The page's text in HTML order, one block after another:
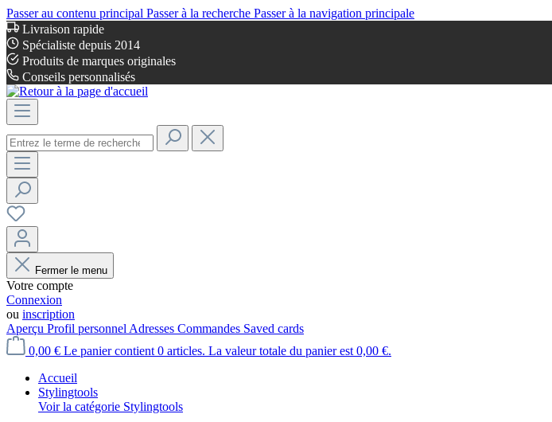
Passer au contenu principal Passer à la recherche Passer à la navigation principale
Livraison rapide
Spécialiste depuis 2014
Produits de marques originales
Conseils personnalisés
Fermer le menu
Votre compte
Connexion
ou inscription
Aperçu Profil personnel Adresses Commandes Saved cards
0,00 € Le panier contient 0 articles. La valeur totale du panier est 0,00 €.
Accueil
Stylingtools
Voir la catégorie Stylingtools